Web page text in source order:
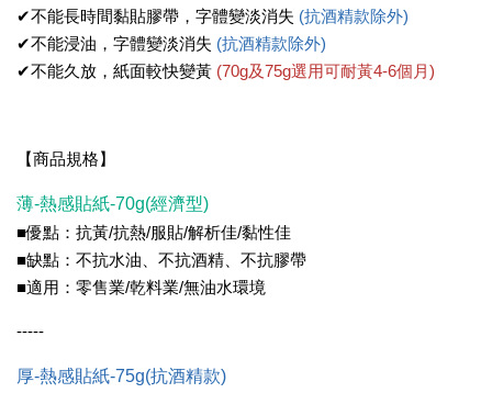
✔不能長時間黏貼膠帶，字體變淡消失 (抗酒精款除外)
✔不能浸油，字體變淡消失 (抗酒精款除外)
✔不能久放，紙面較快變黃 (70g及75g選用可耐黃4-6個月)
【商品規格】
薄-熱感貼紙-70g(經濟型)
■優點：抗黃/抗熱/服貼/解析佳/黏性佳
■缺點：不抗水油、不抗酒精、不抗膠帶
■適用：零售業/乾料業/無油水環境
-----
厚-熱感貼紙-75g(抗酒精款)